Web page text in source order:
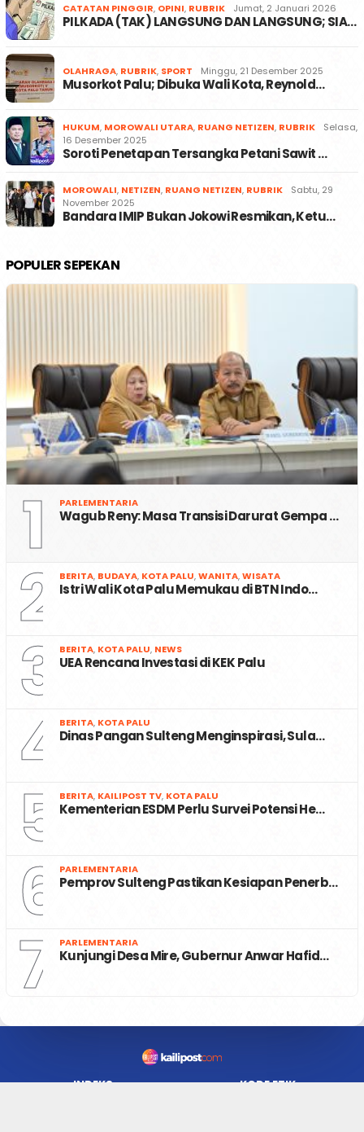
CATATAN PINGGIR, OPINI, RUBRIK Jumat, 2 Januari 2026
PILKADA (TAK) LANGSUNG DAN LANGSUNG; SIA…
OLAHRAGA, RUBRIK, SPORT Minggu, 21 Desember 2025
Musorkot Palu; Dibuka Wali Kota, Reynold…
HUKUM, MOROWALI UTARA, RUANG NETIZEN, RUBRIK
Selasa,
16 Desember 2025
Soroti Penetapan Tersangka Petani Sawit …
MOROWALI, NETIZEN, RUANG NETIZEN, RUBRIK
Sabtu, 29
November 2025
Bandara IMIP Bukan Jokowi Resmikan, Ketu…
POPULER SEPEKAN
1 PARLEMENTARIA
Wagub Reny: Masa Transisi Darurat Gempa …
2 BERITA, BUDAYA, KOTA PALU,WANITA,WISATA
Istri Wali Kota Palu Memukau di BTN Indo…
3 BERITA, KOTA PALU, NEWS
UEA Rencana Investasi di KEK Palu
4 BERITA, KOTA PALU
Dinas Pangan Sulteng Menginspirasi, Sula…
5 BERITA, KAILIPOST TV, KOTA PALU
Kementerian ESDM Perlu Survei Potensi He…
6 PARLEMENTARIA
Pemprov Sulteng Pastikan Kesiapan Penerb…
7 PARLEMENTARIA
Kunjungi Desa Mire, Gubernur Anwar Hafid…
INDEKS
KODE ETIK